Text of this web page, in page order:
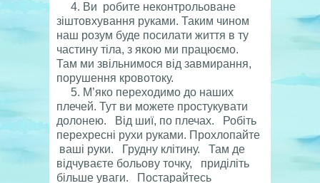
4. Ви робите неконтрольоване
зіштовхування руками. Таким чином
наш розум буде посилати життя в ту
частину тіла, з якою ми працюємо.
Там ми звільнимося від завмирання,
порушення кровотоку.
5. М’яко переходимо до наших
плечей. Тут ви можете простукувати
долонею. Від шиї, по плечах. Робіть
перехресні рухи руками. Прохлопайте
ваші руки. Грудну клітину. Там де
відчуваєте больову точку, приділіть
більше уваги. Постарайтесь